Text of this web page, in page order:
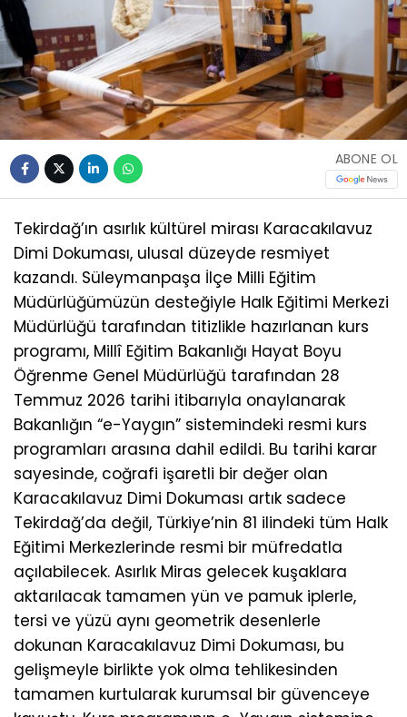
ABONE OL
Tekirdağ’ın asırlık kültürel mirası Karacakılavuz
Dimi Dokuması, ulusal düzeyde resmiyet
kazandı. Süleymanpaşa İlçe Milli Eğitim
Müdürlüğümüzün desteğiyle Halk Eğitimi Merkezi
Müdürlüğü tarafından titizlikle hazırlanan kurs
programı, Millî Eğitim Bakanlığı Hayat Boyu
Öğrenme Genel Müdürlüğü tarafından 28
Temmuz 2026 tarihi itibarıyla onaylanarak
Bakanlığın “e-Yaygın” sistemindeki resmi kurs
programları arasına dahil edildi. Bu tarihi karar
sayesinde, coğrafi işaretli bir değer olan
Karacakılavuz Dimi Dokuması artık sadece
Tekirdağ’da değil, Türkiye’nin 81 ilindeki tüm Halk
Eğitimi Merkezlerinde resmi bir müfredatla
açılabilecek. Asırlık Miras gelecek kuşaklara
aktarılacak tamamen yün ve pamuk iplerle,
tersi ve yüzü aynı geometrik desenlerle
dokunan Karacakılavuz Dimi Dokuması, bu
gelişmeyle birlikte yok olma tehlikesinden
tamamen kurtularak kurumsal bir güvenceye